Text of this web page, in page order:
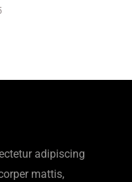
adipiscing
mattis,